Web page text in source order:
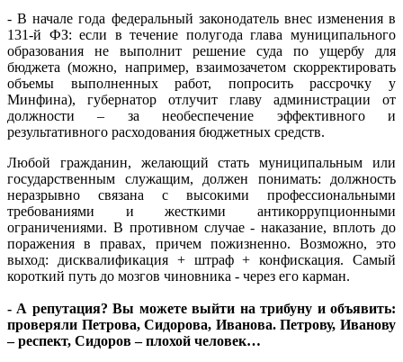
- В начале года федеральный законодатель внес изменения в
131-й ФЗ: если в течение полугода глава муниципального
образования не выполнит решение суда по ущербу для
бюджета (можно, например, взаимозачетом скорректировать
объемы выполненных работ, попросить рассрочку у
Минфина), губернатор отлучит главу администрации от
должности – за необеспечение эффективного и
результативного расходования бюджетных средств.
Любой гражданин, желающий стать муниципальным или
государственным служащим, должен понимать: должность
неразрывно связана с высокими профессиональными
требованиями и жесткими антикоррупционными
ограничениями. В противном случае - наказание, вплоть до
поражения в правах, причем пожизненно. Возможно, это
выход: дисквалификация + штраф + конфискация. Самый
короткий путь до мозгов чиновника - через его карман.
- А репутация? Вы можете выйти на трибуну и объявить:
проверяли Петрова, Сидорова, Иванова. Петрову, Иванову
– респект, Сидоров – плохой человек…